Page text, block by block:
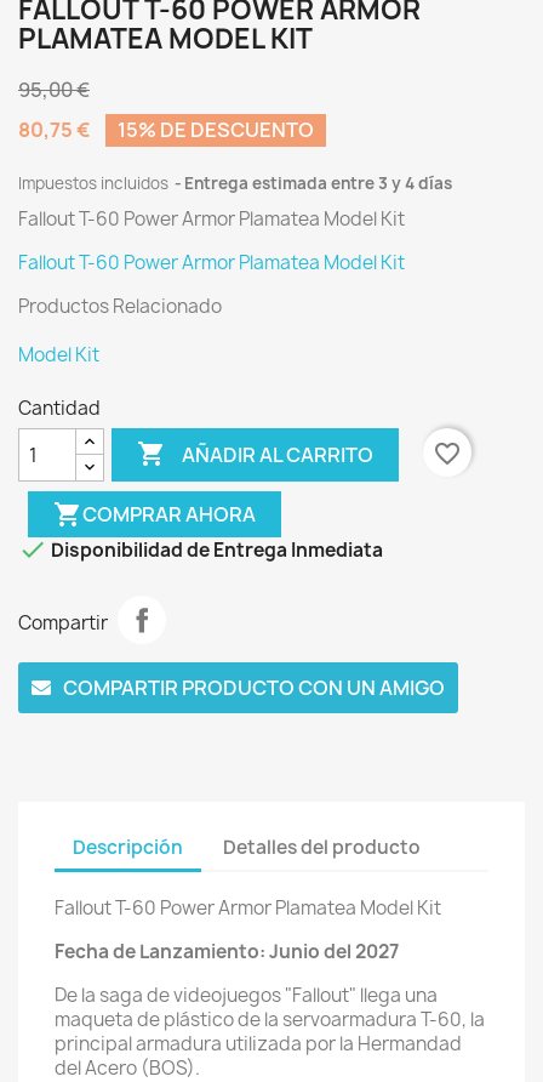
FALLOUT T-60 POWER ARMOR
PLAMATEA MODEL KIT
95,00 €
80,75 €
15% DE DESCUENTO
Impuestos incluidos Entrega estimada entre 3 y 4 días
Fallout T-60 Power Armor Plamatea Model Kit
Fallout T-60 Power Armor Plamatea Model Kit
Productos Relacionado
Model Kit
Cantidad
 AÑADIR AL CARRITO favorite_border
shopping_cartCOMPRAR AHORA
 Disponibilidad de Entrega Inmediata
Compartir
COMPARTIR PRODUCTO CON UN AMIGO
Descripción Detalles del producto
Fallout T-60 Power Armor Plamatea Model Kit
Fecha de Lanzamiento: Junio del 2027
De la saga de videojuegos "Fallout" llega una
maqueta de plástico de la servoarmadura T-60, la
principal armadura utilizada por la Hermandad
del Acero (BOS).